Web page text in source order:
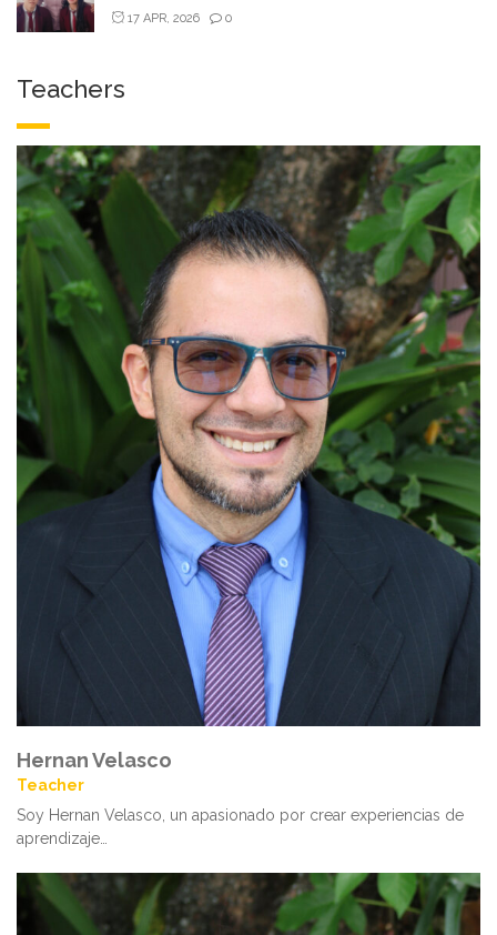
17 APR, 2026 0
Teachers
Hernan Velasco
Teacher
Soy Hernan Velasco, un apasionado por crear experiencias de
aprendizaje…